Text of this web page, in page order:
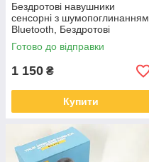
Бездротові навушники
сенсорні з шумопоглинанням
Bluetooth, Бездротові
bluetooth навушники QR-93
Готово до відправки
1 150 ₴
Купити